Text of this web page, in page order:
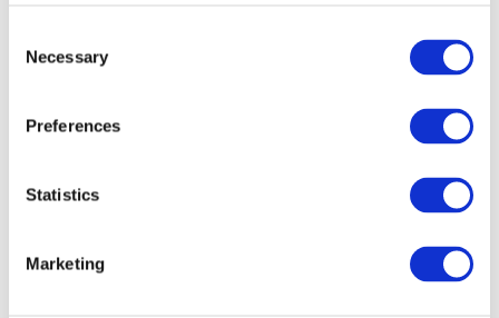
Selection
Necessary
Preferences
Statistics
Marketing